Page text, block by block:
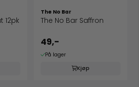
12pk
The No Bar
The No Bar Saffron
49,-
På lager
Kjøp